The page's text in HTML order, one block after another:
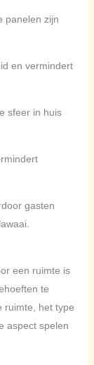
panelen zijn
en vermindert
sfeer in huis
gasten
een ruimte is
te
ruimte, het type
aspect spelen